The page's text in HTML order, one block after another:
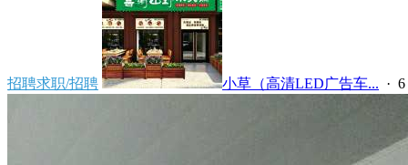
招聘求职/招聘 小草（高清LED广告车... ·